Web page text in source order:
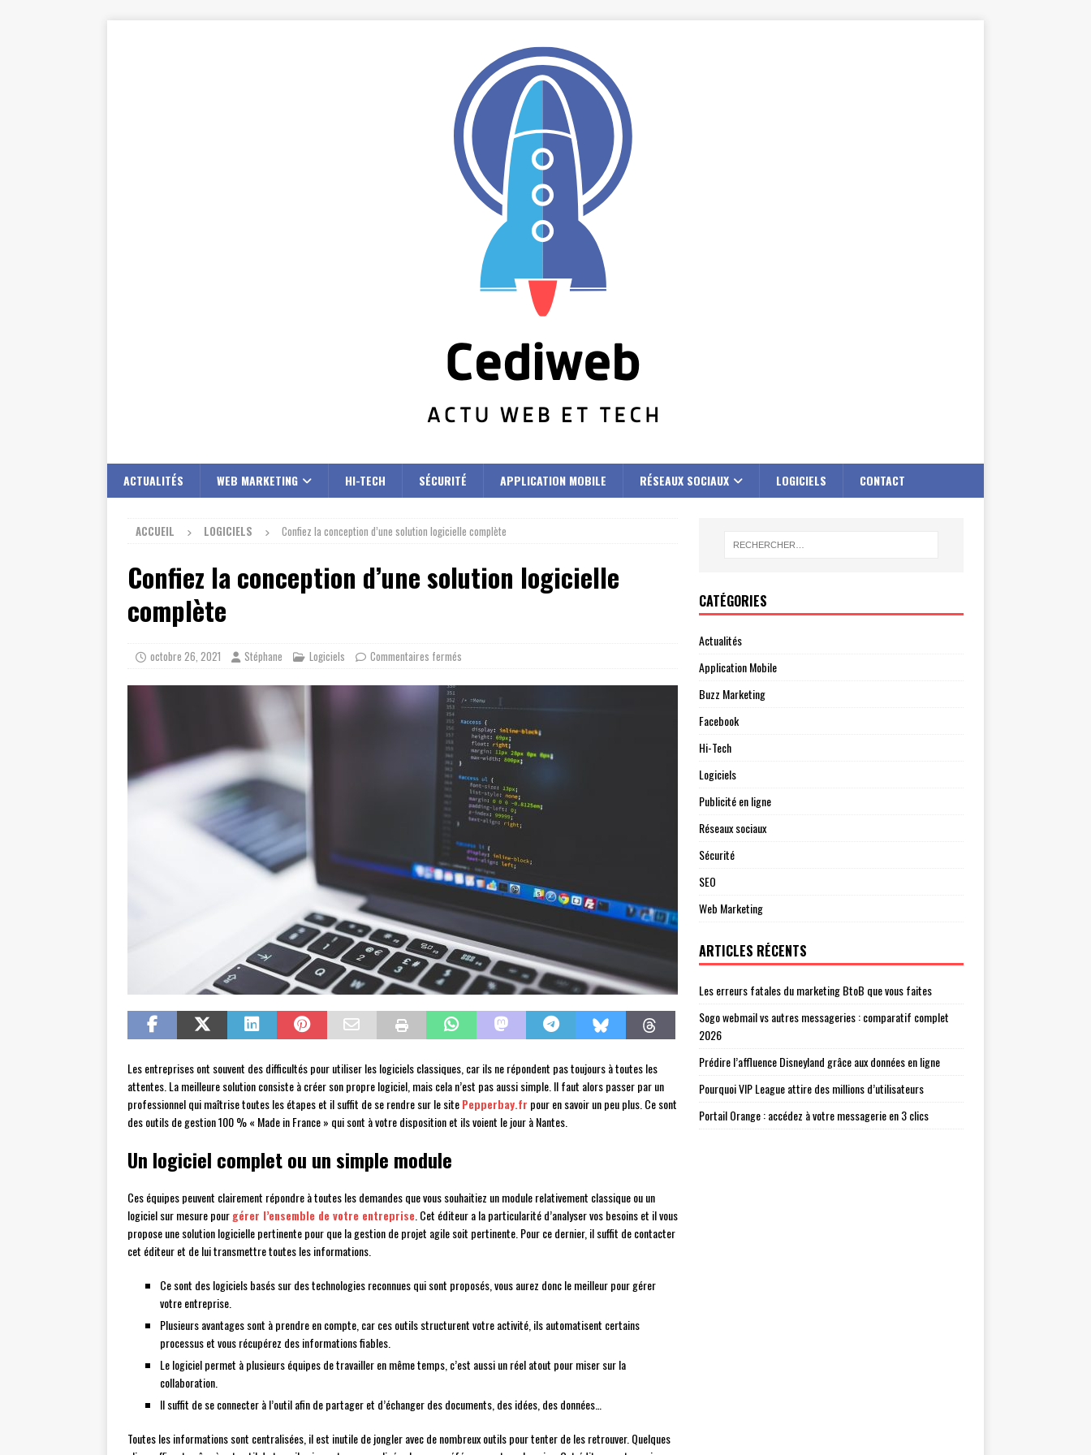
ACTUALITÉS WEB MARKETING HI-TECH SÉCURITÉ APPLICATION MOBILE RÉSEAUX SOCIAUX LOGICIELS CONTACT
ACCUEIL LOGICIELS Confiez la conception d’une solution logicielle complète
Confiez la conception d’une solution logicielle
complète
octobre 26, 2021 Stéphane Logiciels Commentaires fermés
Les entreprises ont souvent des difficultés pour utiliser les logiciels classiques, car ils ne répondent pas toujours à toutes les
attentes. La meilleure solution consiste à créer son propre logiciel, mais cela n’est pas aussi simple. Il faut alors passer par un
professionnel qui maîtrise toutes les étapes et il suffit de se rendre sur le sitePepperbay.fr pour en savoir un peu plus. Ce sont
des outils de gestion 100 % « Made in France » qui sont à votre disposition et ils voient le jour à Nantes.
Un logiciel complet ou un simple module
Ces équipes peuvent clairement répondre à toutes les demandes que vous souhaitiez un module relativement classique ou un
logiciel sur mesure pourgérer l’ensemble de votre entreprise . Cet éditeur a la particularité d’analyser vos besoins et il vous
propose une solution logicielle pertinente pour que la gestion de projet agile soit pertinente. Pour ce dernier, il suffit de contacter
cet éditeur et de lui transmettre toutes les informations.
Ce sont des logiciels basés sur des technologies reconnues qui sont proposés, vous aurez donc le meilleur pour gérer
votre entreprise.
Plusieurs avantages sont à prendre en compte, car ces outils structurent votre activité, ils automatisent certains
processus et vous récupérez des informations fiables.
Le logiciel permet à plusieurs équipes de travailler en même temps, c’est aussi un réel atout pour miser sur la
collaboration.
Il suffit de se connecter à l’outil afin de partager et d’échanger des documents, des idées, des données…
Toutes les informations sont centralisées, il est inutile de jongler avec de nombreux outils pour tenter de les retrouver. Quelques
CATÉGORIES
Actualités
Application Mobile
Buzz Marketing
Facebook
Hi-Tech
Logiciels
Publicité en ligne
Réseaux sociaux
Sécurité
SEO
Web Marketing
ARTICLES RÉCENTS
Les erreurs fatales du marketing BtoB que vous faites
Sogo webmail vs autres messageries : comparatif complet
2026
Prédire l’affluence Disneyland grâce aux données en ligne
Pourquoi VIP League attire des millions d’utilisateurs
Portail Orange : accédez à votre messagerie en 3 clics